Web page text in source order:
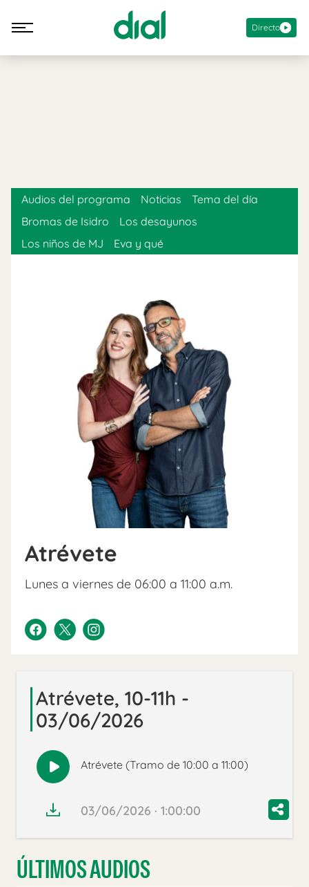
Directo
Atrévete
Lunes a viernes de 06:00 a 11:00 a.m.
Audios del programa Noticias
Tema del día
Bromas de Isidro
Los desayunos
Los niños de MJ
Eva y qué
Atrévete, 10-11h -
03/06/2026
Reproducir
audio
Atrévete (Tramo de 10:00 a 11:00)
03/06/2026 · 1:00:00
ÚLTIMOS AUDIOS